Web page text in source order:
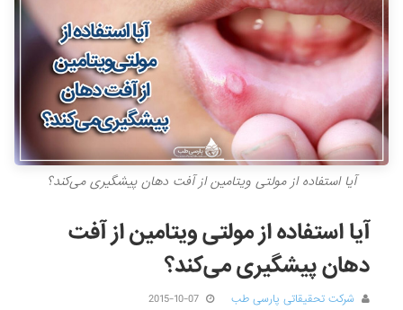
آیا استفاده از مولتی‌ ویتامین از آفت دهان پیشگیری می‌کند؟
آیا استفاده از مولتی‌ ویتامین از آفت
دهان پیشگیری می‌کند؟
شرکت تحقیقاتی پارسی طب
2015-10-07